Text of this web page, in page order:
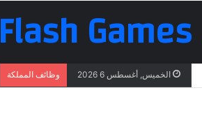
Flash Games
الخميس, أغسطس 6 2026 وظائف المملكة